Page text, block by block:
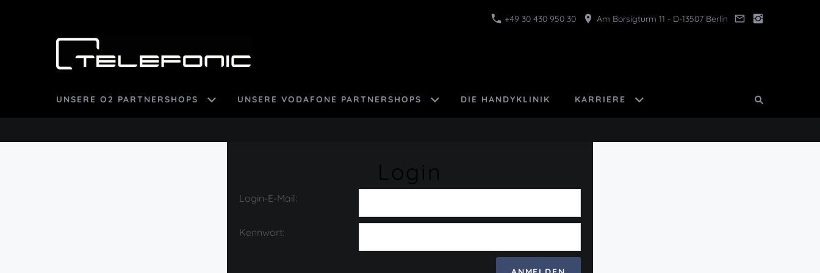
+49 30 430 950 30 Am Borsigturm 11 - D-13507 Berlin
UNSERE O2 PARTNERSHOPS UNSERE VODAFONE PARTNERSHOPS DIE HANDYKLINIK KARRIERE
Login
Login-E-Mail:
Kennwort: